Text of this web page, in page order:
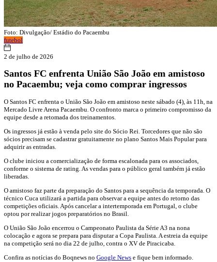
Foto: Divulgação/ Estádio do Pacaembu
futebol
2 de julho de 2026
Santos FC enfrenta União São João em amistoso
no Pacaembu; veja como comprar ingressos
O Santos FC enfrenta o União São João em amistoso neste sábado (4), às 11h, na
Mercado Livre Arena Pacaembu. O confronto marca o primeiro compromisso da
equipe desde a retomada dos treinamentos.
Os ingressos já estão à venda pelo site do Sócio Rei. Torcedores que não são
sócios precisam se cadastrar gratuitamente no plano Santos Mais Popular para
adquirir as entradas.
O clube iniciou a comercialização de forma escalonada para os associados,
conforme o sistema de rating. As vendas para o público geral também já estão
liberadas.
O amistoso faz parte da preparação do Santos para a sequência da temporada. O
técnico Cuca utilizará a partida para observar a equipe antes do retorno das
competições oficiais. Após cancelar a intertemporada em Portugal, o clube
optou por realizar jogos preparatórios no Brasil.
O União São João encerrou o Campeonato Paulista da Série A3 na nona
colocação e agora se prepara para disputar a Copa Paulista. A estreia da equipe
na competição será no dia 22 de julho, contra o XV de Piracicaba.
Confira as notícias do Boqnews no Google News e fique bem informado.